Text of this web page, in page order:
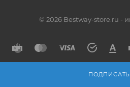
© 2026 Bestway-store.ru -